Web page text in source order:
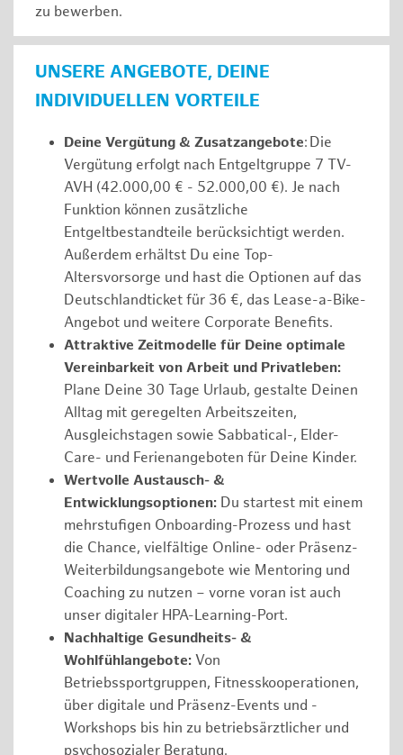
zu bewerben.
UNSERE ANGEBOTE, DEINE
INDIVIDUELLEN VORTEILE
Deine Vergütung & Zusatzangebote: Die
Vergütung erfolgt nach Entgeltgruppe 7 TV-
AVH (42.000,00 € - 52.000,00 €). Je nach
Funktion können zusätzliche
Entgeltbestandteile berücksichtigt werden.
Außerdem erhältst Du eine Top-
Altersvorsorge und hast die Optionen auf das
Deutschlandticket für 36 €, das Lease-a-Bike-
Angebot und weitere Corporate Benefits.
Attraktive Zeitmodelle für Deine optimale
Vereinbarkeit von Arbeit und Privatleben:
Plane Deine 30 Tage Urlaub, gestalte Deinen
Alltag mit geregelten Arbeitszeiten,
Ausgleichstagen sowie Sabbatical-, Elder-
Care- und Ferienangeboten für Deine Kinder.
Wertvolle Austausch- &
Entwicklungsoptionen: Du startest mit einem
mehrstufigen Onboarding-Prozess und hast
die Chance, vielfältige Online- oder Präsenz-
Weiterbildungsangebote wie Mentoring und
Coaching zu nutzen – vorne voran ist auch
unser digitaler HPA-Learning-Port.
Nachhaltige Gesundheits- &
Wohlfühlangebote: Von
Betriebssportgruppen, Fitnesskooperationen,
über digitale und Präsenz-Events und -
Workshops bis hin zu betriebsärztlicher und
psychosozialer Beratung.